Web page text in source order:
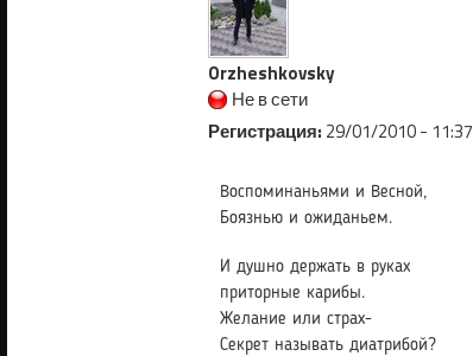
Orzheshkovsky
Не в сети
Регистрация: 29/01/2010 - 11:37
Воспоминаньями и Весной,
Боязнью и ожиданьем.
И душно держать в руках
приторные карибы.
Желание или страх-
Секрет называть диатрибой?